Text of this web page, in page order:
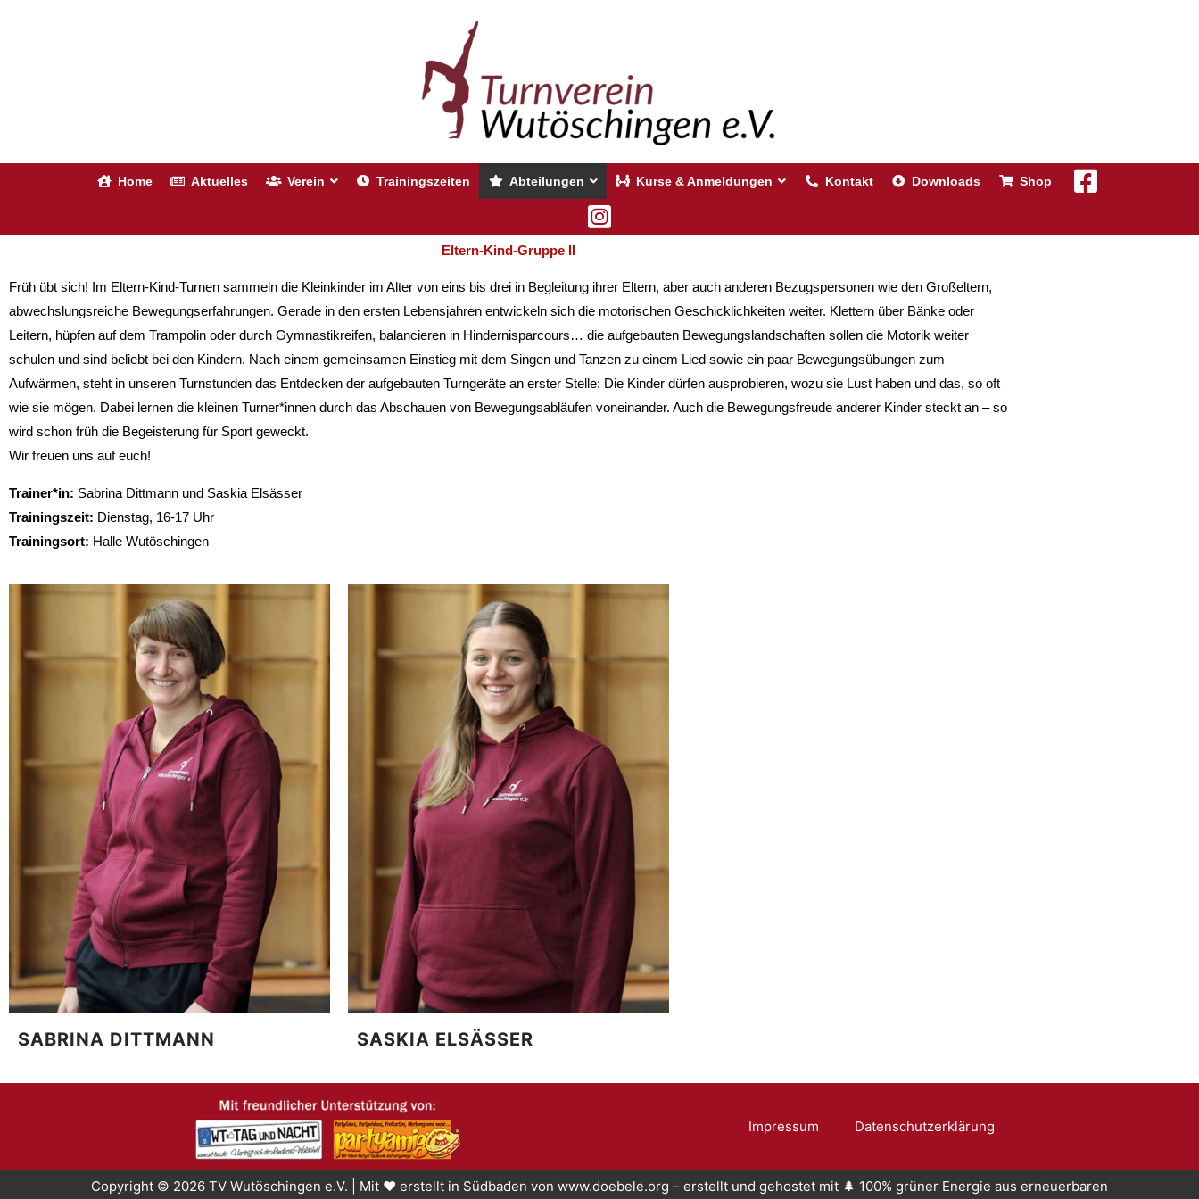
Home Aktuelles Verein Trainingszeiten Abteilungen Kurse & Anmeldungen Kontakt Downloads Shop
Eltern-Kind-Gruppe II
Früh übt sich! Im Eltern-Kind-Turnen sammeln die Kleinkinder im Alter von eins bis drei in Begleitung ihrer Eltern, aber auch anderen Bezugspersonen wie den Großeltern,
abwechslungsreiche Bewegungserfahrungen. Gerade in den ersten Lebensjahren entwickeln sich die motorischen Geschicklichkeiten weiter. Klettern über Bänke oder
Leitern, hüpfen auf dem Trampolin oder durch Gymnastikreifen, balancieren in Hindernisparcours… die aufgebauten Bewegungslandschaften sollen die Motorik weiter
schulen und sind beliebt bei den Kindern. Nach einem gemeinsamen Einstieg mit dem Singen und Tanzen zu einem Lied sowie ein paar Bewegungsübungen zum
Aufwärmen, steht in unseren Turnstunden das Entdecken der aufgebauten Turngeräte an erster Stelle: Die Kinder dürfen ausprobieren, wozu sie Lust haben und das, so oft
wie sie mögen. Dabei lernen die kleinen Turner*innen durch das Abschauen von Bewegungsabläufen voneinander. Auch die Bewegungsfreude anderer Kinder steckt an – so
wird schon früh die Begeisterung für Sport geweckt.
Wir freuen uns auf euch!
Trainer*in: Sabrina Dittmann und Saskia Elsässer
Trainingszeit: Dienstag, 16-17 Uhr
Trainingsort: Halle Wutöschingen
SABRINA DITTMANN SASKIA ELSÄSSER
Impressum Datenschutzerklärung
Copyright © 2026 TV Wutöschingen e.V. | Mit ❤️ erstellt in Südbaden von www.doebele.org – erstellt und gehostet mit 🌲 100% grüner Energie aus erneuerbaren